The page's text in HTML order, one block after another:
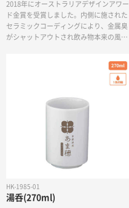
2018年にオーストラリアデザインアワー
ド金賞を受賞しました。内側に施された
セラミックコーディングにより、金属臭
がシャットアウトされ飲み物本来の風味
きます。改良されたスクリューロックに
より飲み物が漏れにくくなっておりま
HK-1985-01
湯呑(270ml)